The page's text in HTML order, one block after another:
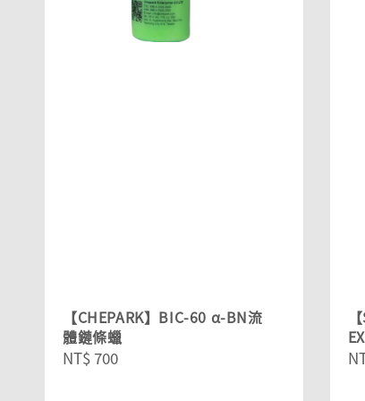
【CHEPARK】BIC-60 α-BN流
體鏈條蠟
Regular
NT$ 700